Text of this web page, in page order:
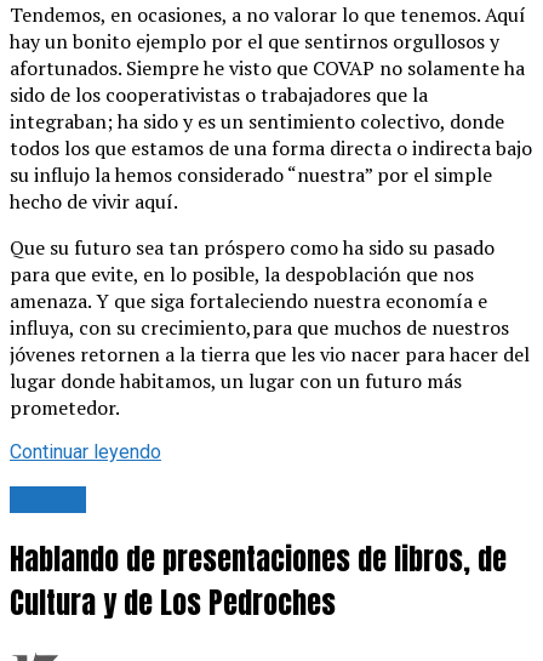
Tendemos, en ocasiones, a no valorar lo que tenemos. Aquí
hay un bonito ejemplo por el que sentirnos orgullosos y
afortunados. Siempre he visto que COVAP no solamente ha
sido de los cooperativistas o trabajadores que la
integraban; ha sido y es un sentimiento colectivo, donde
todos los que estamos de una forma directa o indirecta bajo
su influjo la hemos considerado “nuestra” por el simple
hecho de vivir aquí.
Que su futuro sea tan próspero como ha sido su pasado
para que evite, en lo posible, la despoblación que nos
amenaza. Y que siga fortaleciendo nuestra economía e
influya, con su crecimiento,para que muchos de nuestros
jóvenes retornen a la tierra que les vio nacer para hacer del
lugar donde habitamos, un lugar con un futuro más
prometedor.
Continuar leyendo
Hablando de presentaciones de libros, de
Cultura y de Los Pedroches